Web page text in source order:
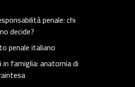
penale: chi
decide?
penale italiano
famiglia: anatomia di